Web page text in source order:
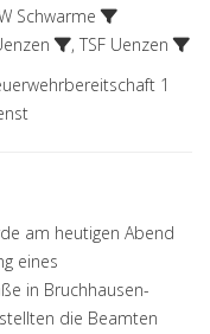
Schwarme
, TSF Uenzen
1
am heutigen Abend
eines
in Bruchhausen-
die Beamten